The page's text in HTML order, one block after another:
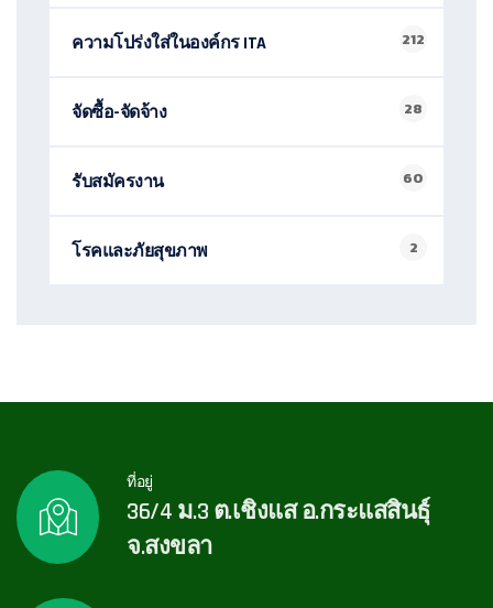
ความโปร่งใส่ในองค์กร ITA 212
จัดซื้อ-จัดจ้าง 28
รับสมัครงาน 60
โรคและภัยสุขภาพ 2
ที่อยู่
36/4 ม.3 ต.เชิงแส อ.กระแสสินธุ์
จ.สงขลา